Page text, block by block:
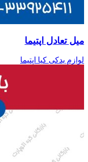
میل تعادل اپتیما
لوازم یدکی کیا اپتیما